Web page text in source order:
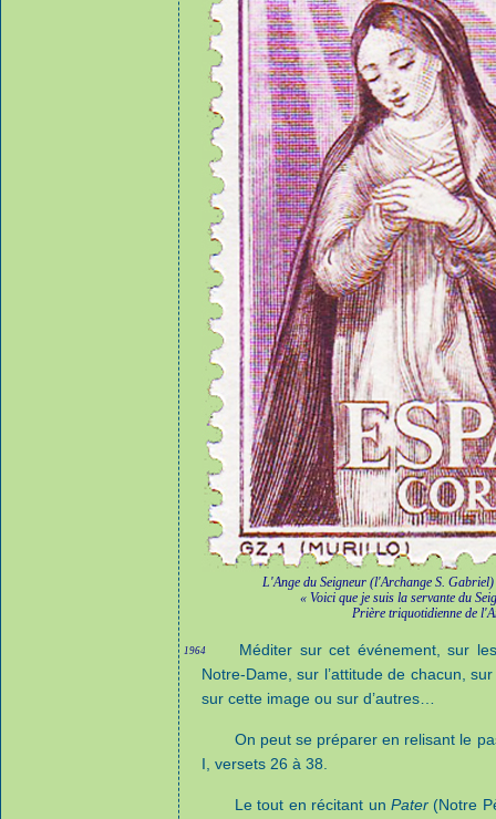
L'Ange du Seigneur (l'Archange S.
« Voici que je suis la servante du
Prière triquotidienne de
1964
Méditer sur cet événement, sur
Notre-Dame, sur l’attitude de chacun,
sur cette image ou sur d’autres…
On peut se préparer en relisant le
I, versets 26 à 38.
Le tout en récitant un Pater(Notre